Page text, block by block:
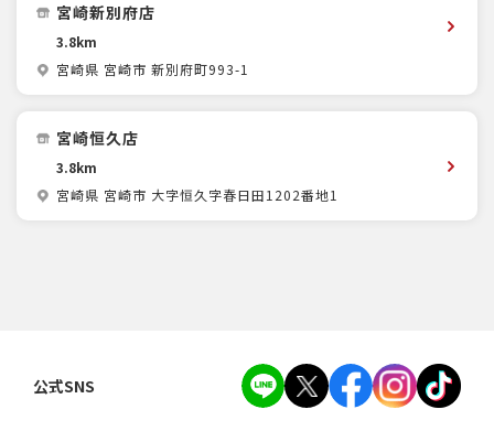
宮崎新別府店
3.8km
宮崎県 宮崎市 新別府町993-1
宮崎恒久店
3.8km
宮崎県 宮崎市 大字恒久字春日田1202番地1
公式SNS